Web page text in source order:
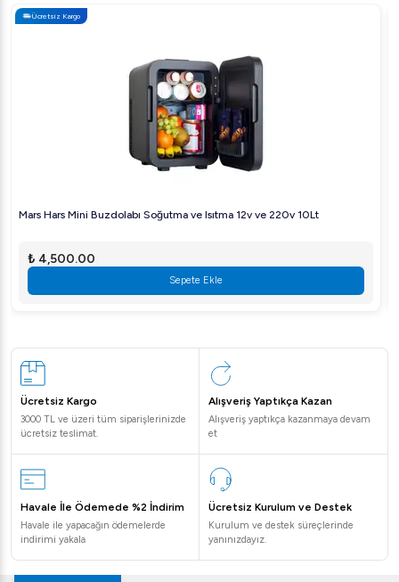
Ücretsiz Kargo
Mars Hars Mini Buzdolabı Soğutma ve Isıtma 12v ve 220v 10Lt
₺ 4,500.00
Sepete Ekle
Ücretsiz Kargo
3000 TL ve üzeri tüm siparişlerinizde
ücretsiz teslimat.
Alışveriş Yaptıkça Kazan
Alışveriş yaptıkça kazanmaya devam
et
Havale İle Ödemede %2 İndirim
Havale ile yapacağın ödemelerde
indirimi yakala
Ücretsiz Kurulum ve Destek
Kurulum ve destek süreçlerinde
yanınızdayız.